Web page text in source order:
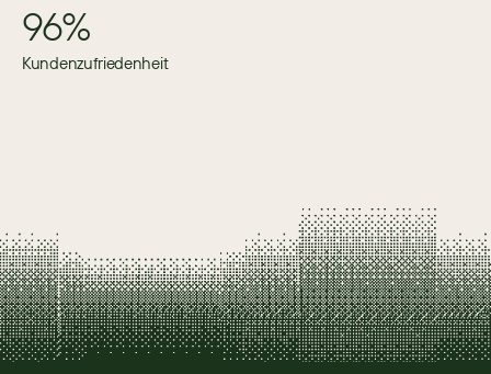
96%
Kundenzufriedenheit